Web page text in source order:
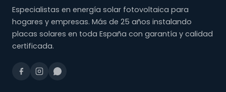
Especialistas en energía solar fotovoltaica para
hogares y empresas. Más de 25 años instalando
placas solares en toda España con garantía y calidad
certificada.